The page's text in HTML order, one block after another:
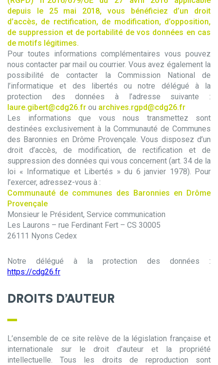
depuis le 25 mai 2018, vous bénéficiez d’un droit
d’accès, de rectification, de modification, d’opposition,
de suppression et de portabilité de vos données en cas
de motifs légitimes.
Pour toutes informations complémentaires vous pouvez
nous contacter par mail ou courrier. Vous avez également la
possibilité de contacter la Commission National de
l’informatique et des libertés ou notre délégué à la
protection des données à l’adresse suivante :
laure.gibert@cdg26.fr ou archives.rgpd@cdg26.fr
Les informations que vous nous transmettez sont
destinées exclusivement à la Communauté de Communes
des Baronnies en Drôme Provençale. Vous disposez d’un
droit d’accès, de modification, de rectification et de
suppression des données qui vous concernent (art. 34 de la
loi « Informatique et Libertés » du 6 janvier 1978). Pour
l’exercer, adressez-vous à :
Communauté de communes des Baronnies en Drôme
Provençale
Monsieur le Président, Service communication
Les Laurons – rue Ferdinant Fert – CS 30005
26111 Nyons Cedex
Notre délégué à la protection des données :
https://cdg26.fr
DROITS D’AUTEUR
L’ensemble de ce site relève de la législation française et
internationale sur le droit d’auteur et la propriété
intellectuelle. Tous les droits de reproduction sont